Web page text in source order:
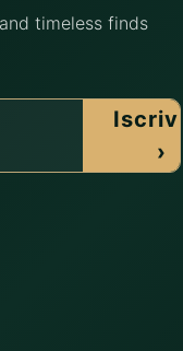
timeless finds
›